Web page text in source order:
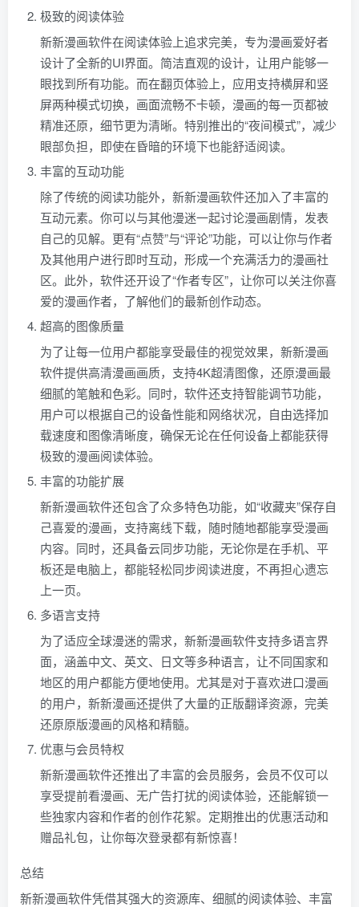
极致的阅读体验
新新漫画软件在阅读体验上追求完美，专为漫画爱好者
设计了全新的UI界面。简洁直观的设计，让用户能够一
眼找到所有功能。而在翻页体验上，应用支持横屏和竖
屏两种模式切换，画面流畅不卡顿，漫画的每一页都被
精准还原，细节更为清晰。特别推出的“夜间模式”，减少
眼部负担，即使在昏暗的环境下也能舒适阅读。
丰富的互动功能
除了传统的阅读功能外，新新漫画软件还加入了丰富的
互动元素。你可以与其他漫迷一起讨论漫画剧情，发表
自己的见解。更有“点赞”与“评论”功能，可以让你与作者
及其他用户进行即时互动，形成一个充满活力的漫画社
区。此外，软件还开设了“作者专区”，让你可以关注你喜
爱的漫画作者，了解他们的最新创作动态。
超高的图像质量
为了让每一位用户都能享受最佳的视觉效果，新新漫画
软件提供高清漫画画质，支持4K超清图像，还原漫画最
细腻的笔触和色彩。同时，软件还支持智能调节功能，
用户可以根据自己的设备性能和网络状况，自由选择加
载速度和图像清晰度，确保无论在任何设备上都能获得
极致的漫画阅读体验。
丰富的功能扩展
新新漫画软件还包含了众多特色功能，如“收藏夹”保存自
己喜爱的漫画，支持离线下载，随时随地都能享受漫画
内容。同时，还具备云同步功能，无论你是在手机、平
板还是电脑上，都能轻松同步阅读进度，不再担心遗忘
上一页。
多语言支持
为了适应全球漫迷的需求，新新漫画软件支持多语言界
面，涵盖中文、英文、日文等多种语言，让不同国家和
地区的用户都能方便地使用。尤其是对于喜欢进口漫画
的用户，新新漫画还提供了大量的正版翻译资源，完美
还原原版漫画的风格和精髓。
优惠与会员特权
新新漫画软件还推出了丰富的会员服务，会员不仅可以
享受提前看漫画、无广告打扰的阅读体验，还能解锁一
些独家内容和作者的创作花絮。定期推出的优惠活动和
赠品礼包，让你每次登录都有新惊喜！
总结
新新漫画软件凭借其强大的资源库、细腻的阅读体验、丰富